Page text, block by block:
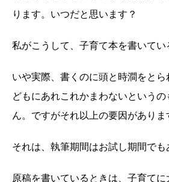
ります。いつだと思います？
私がこうして、子育て本を書いてい
いや実際、書くのに頭と時澗をと
どもにあれこれかまわないという
ん。ですがそれ以上の要因がありま
それは、執筆期間はお試し期間でも
原稿を書いているときは、子育て